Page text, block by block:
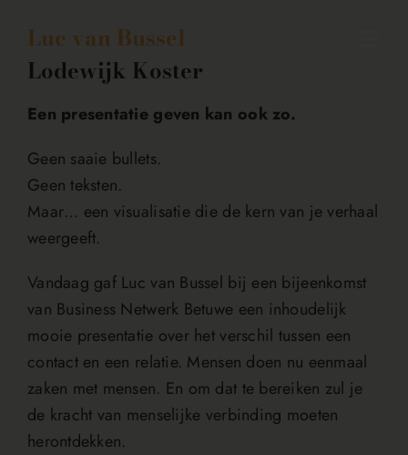
content
Luc van Bussel
Gastvrijheid
Boeken
Contact
Meer over Luc
Lodewijk Koster
Een presentatie geven kan ook zo.
Geen saaie bullets.
Geen teksten.
Maar… een visualisatie die de kern van je verhaal
weergeeft.
Vandaag gaf Luc van Bussel bij een bijeenkomst
van Business Netwerk Betuwe een inhoudelijk
mooie presentatie over het verschil tussen een
contact en een relatie. Mensen doen nu eenmaal
zaken met mensen. En om dat te bereiken zul je
de kracht van menselijke verbinding moeten
herontdekken.